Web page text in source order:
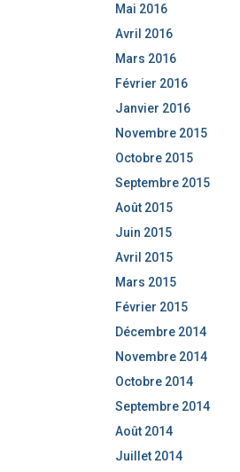
Mai 2016
Avril 2016
Mars 2016
Février 2016
Janvier 2016
Novembre 2015
Octobre 2015
Septembre 2015
Août 2015
Juin 2015
Avril 2015
Mars 2015
Février 2015
Décembre 2014
Novembre 2014
Octobre 2014
Septembre 2014
Août 2014
Juillet 2014